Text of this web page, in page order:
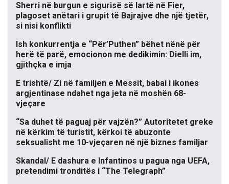
Sherri në burgun e sigurisë së lartë në Fier,
plagoset anëtari i grupit të Bajrajve dhe një tjetër,
si nisi konflikti
Ish konkurrentja e “Për’Puthen” bëhet nënë për
herë të parë, emocionon me dedikimin: Dielli im,
gjithçka e imja
E trishtë/ Zi në familjen e Messit, babai i ikones
argjentinase ndahet nga jeta në moshën 68-
vjeçare
“Sa duhet të paguaj për vajzën?” Autoritetet greke
në kërkim të turistit, kërkoi të abuzonte
seksualisht me 10-vjeçaren në një biznes familjar
Skandal/ E dashura e Infantinos u pagua nga UEFA,
pretendimi tronditës i “The Telegraph”